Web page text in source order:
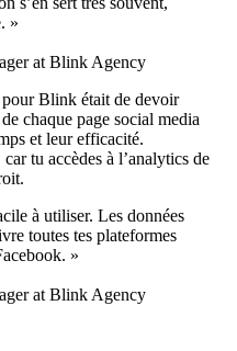
»
at Blink Agency
pour Blink était de devoir
chaque page social media
et leur efficacité.
tu accèdes à l’analytics de
à utiliser. Les données
toutes tes plateformes
»
at Blink Agency